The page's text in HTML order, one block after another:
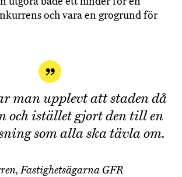
och vara en grogrund för
man upplevt att staden då
och istället gjort den till en
som alla ska tävla om.
Fastighetsägarna GFR